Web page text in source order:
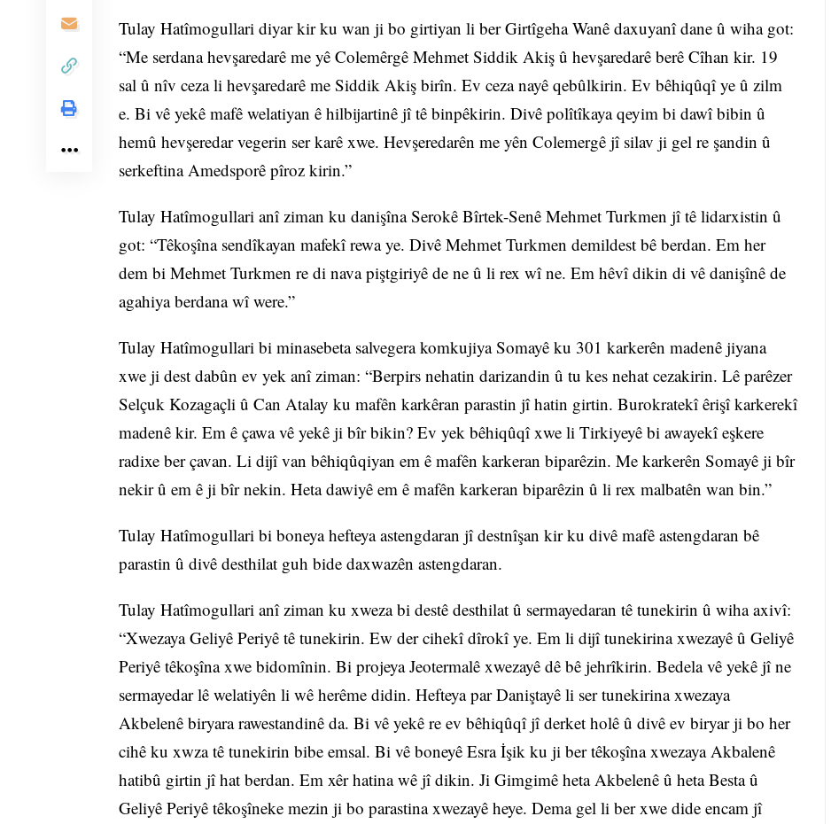
Tulay Hatîmogullari diyar kir ku wan ji bo girtiyan li ber Girtîgeha Wanê daxuyanî dane û wiha got:
“Me serdana hevşaredarê me yê Colemêrgê Mehmet Siddik Akiş û hevşaredarê berê Cîhan kir. 19
sal û nîv ceza li hevşaredarê me Siddik Akiş birîn. Ev ceza nayê qebûlkirin. Ev bêhiqûqî ye û zilm
e. Bi vê yekê mafê welatiyan ê hilbijartinê jî tê binpêkirin. Divê polîtîkaya qeyim bi dawî bibin û
hemû hevşeredar vegerin ser karê xwe. Hevşeredarên me yên Colemergê jî silav ji gel re şandin û
serkeftina Amedsporê pîroz kirin.”
Tulay Hatîmogullari anî ziman ku danişîna Serokê Bîrtek-Senê Mehmet Turkmen jî tê lidarxistin û
got: “Têkoşîna sendîkayan mafekî rewa ye. Divê Mehmet Turkmen demildest bê berdan. Em her
dem bi Mehmet Turkmen re di nava piştgiriyê de ne û li rex wî ne. Em hêvî dikin di vê danişînê de
agahiya berdana wî were.”
Tulay Hatîmogullari bi minasebeta salvegera komkujiya Somayê ku 301 karkerên madenê jiyana
xwe ji dest dabûn ev yek anî ziman: “Berpirs nehatin darizandin û tu kes nehat cezakirin. Lê parêzer
Selçuk Kozagaçli û Can Atalay ku mafên karkêran parastin jî hatin girtin. Burokratekî êrişî karkerekî
madenê kir. Em ê çawa vê yekê ji bîr bikin? Ev yek bêhiqûqî xwe li Tirkiyeyê bi awayekî eşkere
radixe ber çavan. Li dijî van bêhiqûqiyan em ê mafên karkeran biparêzin. Me karkerên Somayê ji bîr
nekir û em ê ji bîr nekin. Heta dawiyê em ê mafên karkeran biparêzin û li rex malbatên wan bin.”
Tulay Hatîmogullari bi boneya hefteya astengdaran jî destnîşan kir ku divê mafê astengdaran bê
parastin û divê desthilat guh bide daxwazên astengdaran.
Tulay Hatîmogullari anî ziman ku xweza bi destê desthilat û sermayedaran tê tunekirin û wiha axivî:
“Xwezaya Geliyê Periyê tê tunekirin. Ew der cihekî dîrokî ye. Em li dijî tunekirina xwezayê û Geliyê
Periyê têkoşîna xwe bidomînin. Bi projeya Jeotermalê xwezayê dê bê jehrîkirin. Bedela vê yekê jî ne
sermayedar lê welatiyên li wê herême didin. Hefteya par Daniştayê li ser tunekirina xwezaya
Akbelenê biryara rawestandinê da. Bi vê yekê re ev bêhiqûqî jî derket holê û divê ev biryar ji bo her
cihê ku xwza tê tunekirin bibe emsal. Bi vê boneyê Esra İşik ku ji ber têkoşîna xwezaya Akbalenê
hatibû girtin jî hat berdan. Em xêr hatina wê jî dikin. Ji Gimgimê heta Akbelenê û heta Besta û
Geliyê Periyê têkoşîneke mezin ji bo parastina xwezayê heye. Dema gel li ber xwe dide encam jî